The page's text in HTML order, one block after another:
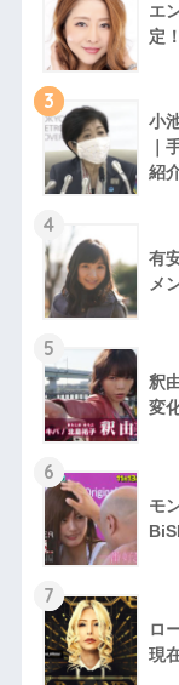
エ
定
3
小
｜
紹
4
有
メ
5
釈
変
6
モ
7
ロ
現